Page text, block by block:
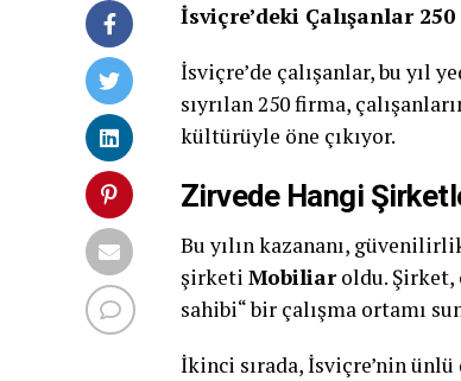
İsviçre’deki Çalışanlar
İsviçre’de çalışanlar, bu yıl
sıyrılan 250 firma,
kültürüyle öne çıkıyor.
Zirvede Hangi
Bu yılın kazananı,
şirketi Mobiliaroldu. Şirket,
sahibi“ bir çalışma ortamı
İkinci sırada, İsviçre’nin